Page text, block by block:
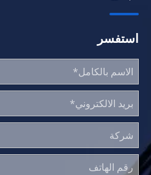
استفسر